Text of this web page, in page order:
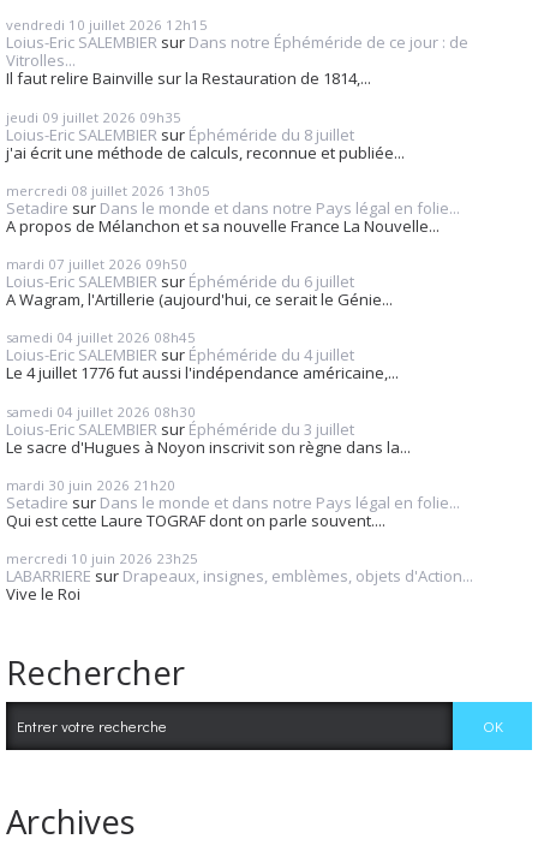
vendredi 10 juillet 2026 12h15
Loius-Eric SALEMBIER sur Dans notre Éphéméride de ce jour : de
Vitrolles...
Il faut relire Bainville sur la Restauration de 1814,...
jeudi 09 juillet 2026 09h35
Loius-Eric SALEMBIER sur Éphéméride du 8 juillet
j'ai écrit une méthode de calculs, reconnue et publiée...
mercredi 08 juillet 2026 13h05
Setadire sur Dans le monde et dans notre Pays légal en folie...
A propos de Mélanchon et sa nouvelle France La Nouvelle...
mardi 07 juillet 2026 09h50
Loius-Eric SALEMBIER sur Éphéméride du 6 juillet
A Wagram, l'Artillerie (aujourd'hui, ce serait le Génie...
samedi 04 juillet 2026 08h45
Loius-Eric SALEMBIER sur Éphéméride du 4 juillet
Le 4 juillet 1776 fut aussi l'indépendance américaine,...
samedi 04 juillet 2026 08h30
Loius-Eric SALEMBIER sur Éphéméride du 3 juillet
Le sacre d'Hugues à Noyon inscrivit son règne dans la...
mardi 30 juin 2026 21h20
Setadire sur Dans le monde et dans notre Pays légal en folie...
Qui est cette Laure TOGRAF dont on parle souvent....
mercredi 10 juin 2026 23h25
LABARRIERE sur Drapeaux, insignes, emblèmes, objets d'Action...
Vive le Roi
Rechercher
Archives